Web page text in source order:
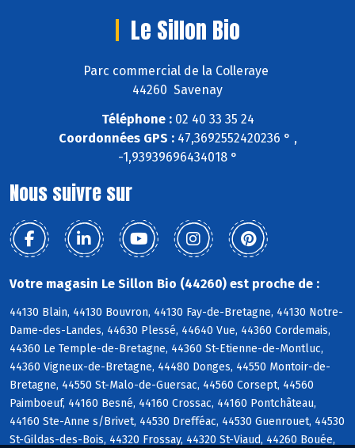
Le Sillon Bio
Parc commercial de la Colleraye
44260 Savenay
Téléphone :02 40 33 35 24
Coordonnées GPS :47,3692552420236 ° ,
-1,93939696434018 °
Nous suivre sur
Votre magasin Le Sillon Bio (44260) est proche de :
44130 Blain, 44130 Bouvron, 44130 Fay-de-Bretagne, 44130 Notre-
Dame-des-Landes, 44630 Plessé, 44640 Vue, 44360 Cordemais,
44360 Le Temple-de-Bretagne, 44360 St-Etienne-de-Montluc,
44360 Vigneux-de-Bretagne, 44480 Donges, 44550 Montoir-de-
Bretagne, 44550 St-Malo-de-Guersac, 44560 Corsept, 44560
Paimboeuf, 44160 Besné, 44160 Crossac, 44160 Pontchâteau,
44160 Ste-Anne s/Brivet, 44530 Drefféac, 44530 Guenrouet, 44530
St-Gildas-des-Bois, 44320 Frossay, 44320 St-Viaud, 44260 Bouée,